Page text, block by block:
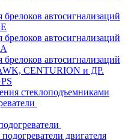
брелоков автосигнализаций
брелоков автосигнализаций
брелоков автосигнализаций
CENTURION и ДР.
стеклоподъемниками
двигателя